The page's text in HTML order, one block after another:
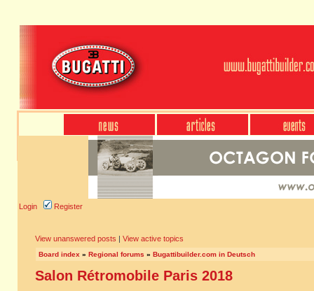
Login Register
View unanswered posts | View active topics
Board index » Regional forums » Bugattibuilder.com in Deutsch
Salon Rétromobile Paris 2018